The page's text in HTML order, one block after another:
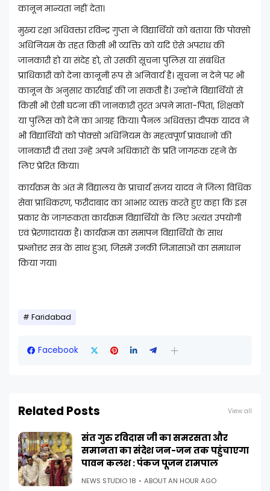
कानून मान्यता नहीं देता।
मुख्य रक्षा अधिवक्ता रविन्द्र गुप्ता ने विद्यार्थियों को बताया कि पोक्सो
अधिनियम के तहत किसी भी व्यक्ति को यदि ऐसे अपराध की
जानकारी हो या संदेह हो, तो उसकी सूचना पुलिस या संबंधित
प्राधिकारी को देना कानूनी रूप से अनिवार्य है। सूचना न देने पर भी
कानून के अनुसार कार्रवाई की जा सकती है। उन्होंने विद्यार्थियों से
किसी भी ऐसी घटना की जानकारी तुरंत अपने माता-पिता, शिक्षकों
या पुलिस को देने का आग्रह किया। पैनल अधिवक्ता दीपक यादव ने
भी विद्यार्थियों को पोक्सो अधिनियम के महत्वपूर्ण प्रावधानों की
जानकारी दी तथा उन्हें अपने अधिकारों के प्रति जागरूक रहने के
लिए प्रेरित किया।
कार्यक्रम के अंत में विद्यालय के प्राचार्य संजय यादव ने जिला विधिक
सेवा प्राधिकरण, फरीदाबाद का आभार व्यक्त करते हुए कहा कि इस
प्रकार के जागरूकता कार्यक्रम विद्यार्थियों के लिए अत्यंत उपयोगी
एवं प्रेरणादायक हैं। कार्यक्रम का समापन विद्यार्थियों के साथ
प्रश्नोत्तर सत्र के साथ हुआ, जिसमें उनकी जिज्ञासाओं का समाधान
किया गया।
Faridabad
Facebook
Related Posts View all
संत गुरु रविदास जी का समरसता और
समानता का संदेश जन-जन तक पहुंचाएगा
पावन कलश : पंकज पूजन रामपाल
NEWS STUDIO 18 ABOUT AN HOUR AGO